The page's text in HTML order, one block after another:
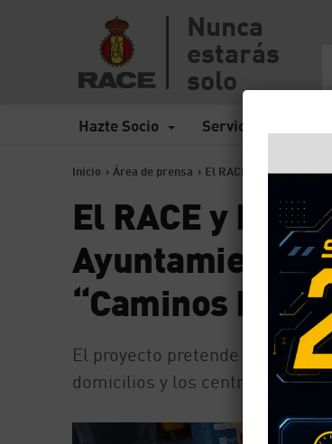
Nunca
estarás
solo
Hazte Socio Servicios
Inicio > Área de prensa > El RACE y FIA
El RACE y FIA
Ayuntamiento
“Caminos
El proyecto pretende generar
domicilios y los centros